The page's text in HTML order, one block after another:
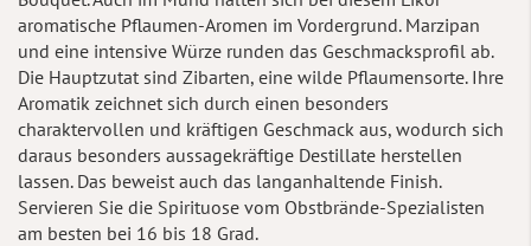
aromatische Pflaumen-Aromen im Vordergrund. Marzipan
und eine intensive Würze runden das Geschmacksprofil ab.
Die Hauptzutat sind Zibarten, eine wilde Pflaumensorte. Ihre
Aromatik zeichnet sich durch einen besonders
charaktervollen und kräftigen Geschmack aus, wodurch sich
daraus besonders aussagekräftige Destillate herstellen
lassen. Das beweist auch das langanhaltende Finish.
Servieren Sie die Spirituose vom Obstbrände-Spezialisten
am besten bei 16 bis 18 Grad.